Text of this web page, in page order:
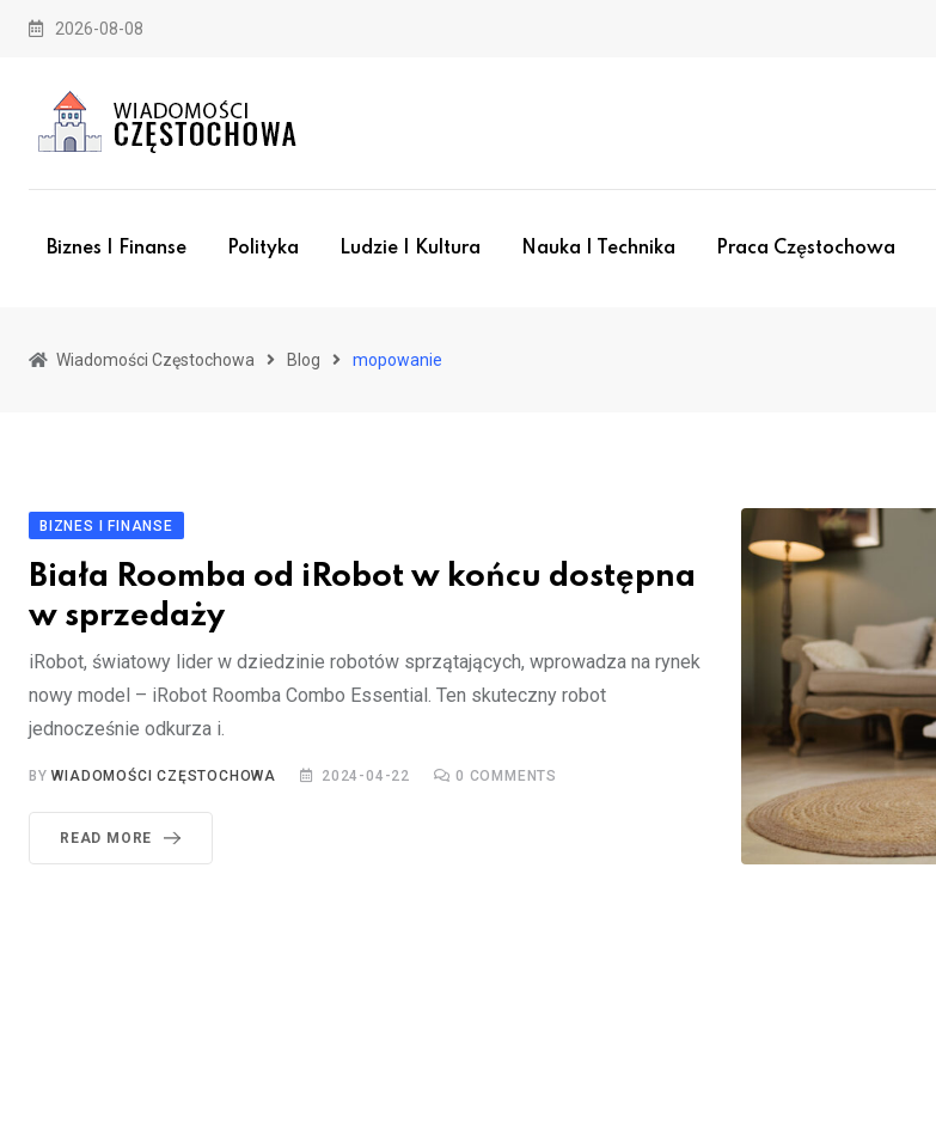
Skip
2026-08-08
Biznes I Finanse Polityka Ludzie I Kultura Nauka I Technika Praca Częstochowa
Wiadomości Częstochowa Blog mopowanie
BIZNES I FINANSE
Biała Roomba od iRobot w końcu dostępna
w sprzedaży
iRobot, światowy lider w dziedzinie robotów sprzątających, wprowadza na rynek
nowy model – iRobot Roomba Combo Essential. Ten skuteczny robot
jednocześnie odkurza i.
BYWIADOMOŚCI CZĘSTOCHOWA 2024-04-22 0 COMMENTS
READ MORE